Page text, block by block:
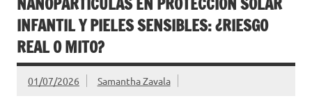
INFANTIL Y PIELES SENSIBLES: ¿RIESGO
REAL O MITO?
01/07/2026 Samantha Zavala